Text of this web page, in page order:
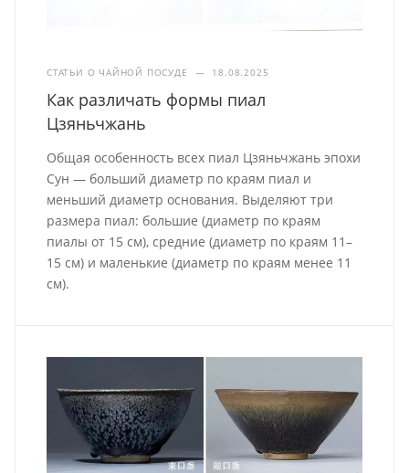
СТАТЬИ О ЧАЙНОЙ ПОСУДЕ — 18.08.2025
Как различать формы пиал
Цзяньчжань
Общая особенность всех пиал Цзяньчжань эпохи
Сун — больший диаметр по краям пиал и
меньший диаметр основания. Выделяют три
размера пиал: большие (диаметр по краям
пиалы от 15 см), средние (диаметр по краям 11–
15 см) и маленькие (диаметр по краям менее 11
см).